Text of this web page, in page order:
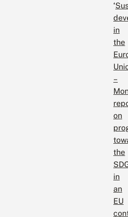
‘
in
the
–
on
the
in
an
EU